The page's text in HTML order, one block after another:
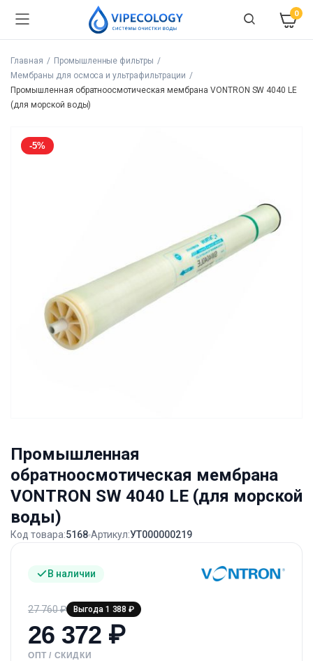
0
Главная
Промышленные фильтры
Мембраны для осмоса и ультрафильтрации
Промышленная обратноосмотическая мембрана VONTRON SW 4040 LE
(для морской воды)
-5%
Промышленная
обратноосмотическая мембрана
VONTRON SW 4040 LE (для морской
воды)
Код товара:5168 Артикул:УТ000000219
В наличии
27 760₽ Выгода 1 388 ₽
26 372 ₽
ОПТ / СКИДКИ